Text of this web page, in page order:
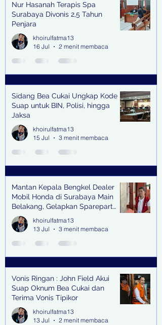
Nur Hasanah Terapis Spa
Surabaya Divonis 2,5 Tahun
Penjara
khoirulfatma13
16 Jul
2 menit membaca
Sidang Bea Cukai Ungkap Kode
Suap untuk BIN, Polisi, hingga
Jaksa
khoirulfatma13
15 Jul
3 menit membaca
Mantan Kepala Bengkel Dealer
Mobil Honda di Surabaya Main
Belakang, Gelapkan Sparepart
Senilai Rp 1,9 Miliar
khoirulfatma13
13 Jul
3 menit membaca
Vonis Ringan : John Field Akui
Suap Oknum Bea Cukai dan
Terima Vonis Tipikor
khoirulfatma13
13 Jul
2 menit membaca